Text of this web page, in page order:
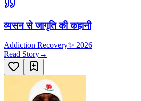
व्यसन से जागृति की कहानी
Addiction Recovery✨ 2026
Read Story→